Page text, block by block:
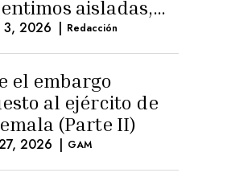
aisladas,
o espacio
ternura»
3, 2026 | Redacción
el embargo
al ejército de
(Parte II)
2026 | GAM